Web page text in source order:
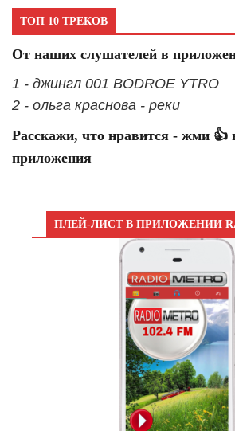
ТОП 10 ТРЕКОВ
От наших слушателей в
1 - джингл 001 BODROE YTRO
2 - ольга краснова - реки
Расскажи, что нравится - жми 👍
приложения
ПЛЕЙ-ЛИСТ В ПРИЛОЖЕНИИ